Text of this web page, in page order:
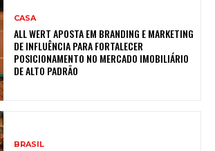
CASA
ALL WERT APOSTA EM BRANDING E MARKETING
DE INFLUÊNCIA PARA FORTALECER
POSICIONAMENTO NO MERCADO IMOBILIÁRIO
DE ALTO PADRÃO
BRASIL